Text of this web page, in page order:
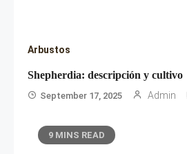
Arbustos
Shepherdia: descripción y cultivo
September 17, 2025 Admin
9 MINS READ